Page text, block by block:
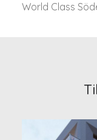
World Class